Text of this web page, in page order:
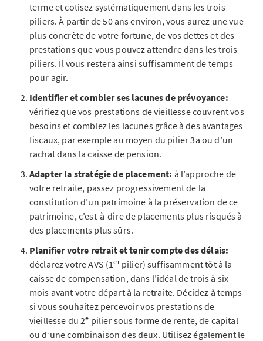
terme et cotisez systématiquement dans les trois
piliers. À partir de 50 ans environ, vous aurez une vue
plus concrète de votre fortune, de vos dettes et des
prestations que vous pouvez attendre dans les trois
piliers. Il vous restera ainsi suffisamment de temps
pour agir.
Identifier et combler ses lacunes de prévoyance:
vérifiez que vos prestations de vieillesse couvrent vos
besoins et comblez les lacunes grâce à des avantages
fiscaux, par exemple au moyen du pilier 3a ou d’un
rachat dans la caisse de pension.
Adapter la stratégie de placement: à l’approche de
votre retraite, passez progressivement de la
constitution d’un patrimoine à la préservation de ce
patrimoine, c’est-à-dire de placements plus risqués à
des placements plus sûrs.
Planifier votre retrait et tenir compte des délais:
déclarez votre AVS (1erpilier) suffisamment tôt à la
caisse de compensation, dans l’idéal de trois à six
mois avant votre départ à la retraite. Décidez à temps
si vous souhaitez percevoir vos prestations de
vieillesse du 2e pilier sous forme de rente, de capital
ou d’une combinaison des deux. Utilisez également le